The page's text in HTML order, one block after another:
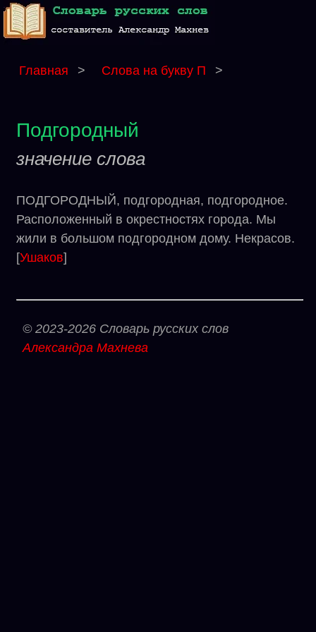
Главная > Слова на букву П >
Подгородный
значение слова
ПОДГОРОДНЫЙ, подгородная, подгородное.
Расположенный в окрестностях города. Мы
жили в большом подгородном дому. Некрасов.
[Ушаков]
© 2023-2026 Словарь русских слов
Александра Махнева